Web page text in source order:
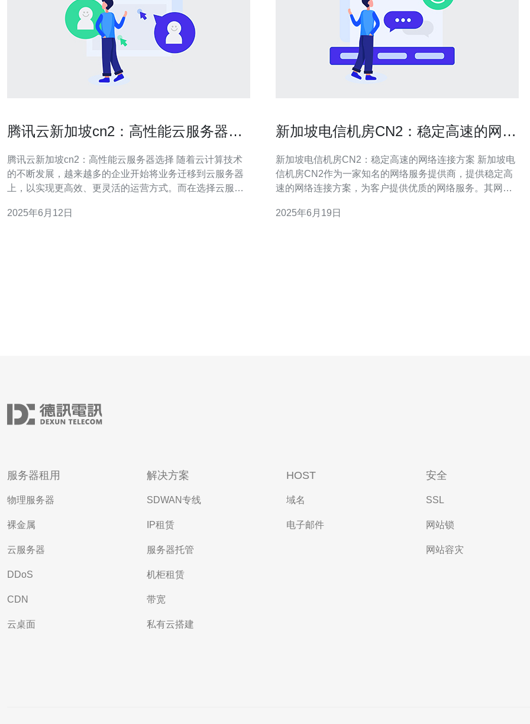
腾讯云新加坡cn2：高性能云服务器选
腾讯云新加坡cn2：高性能云服务器选择 随着云计算技术
的不断发展，越来越多的企业开始将业务迁移到云服务器
上，以实现更高效、更灵活的运营方式。而在选择云服务
在新加坡推出的cn2云服务器方案，以其高性能和稳定性备
2025年6月12日
新加坡电信机房CN2：稳定高速的网络
新加坡电信机房CN2：稳定高速的网络连接方案 新加坡电
信机房CN2作为一家知名的网络服务提供商，提供稳定高
速的网络连接方案，为客户提供优质的网络服务。其网络
快速、可靠的网络连接。 CN2网络连接方案具有以下特
2025年6月19日
服务器租用
物理服务器
裸金属
云服务器
DDoS
CDN
云桌面
解决方案
SDWAN专线
IP租赁
服务器托管
机柜租赁
带宽
私有云搭建
HOST
域名
电子邮件
安全
SSL
网站锁
网站容灾